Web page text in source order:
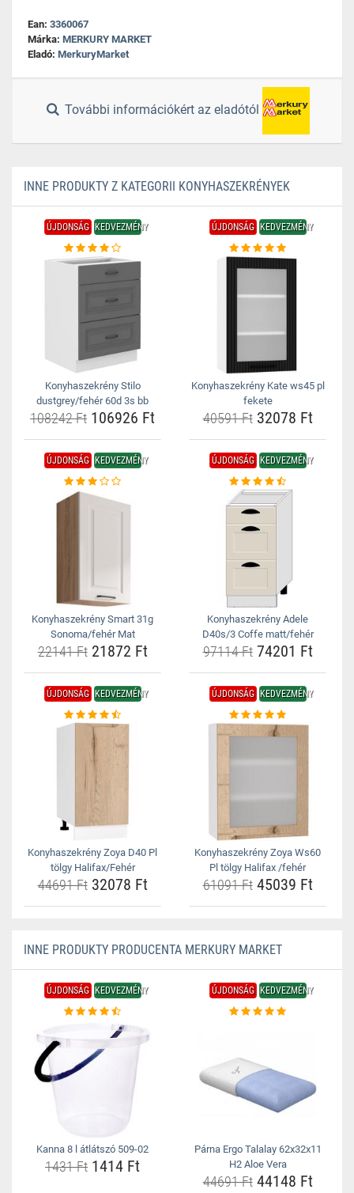
Ean: 3360067
Márka: MERKURY MARKET
Eladó: MerkuryMarket
További információkért az eladótól
INNE PRODUKTY Z KATEGORII KONYHASZEKRÉNYEK
ÚJDONSÁG KEDVEZMÉNY
Konyhaszekrény Stilo
dustgrey/fehér 60d 3s bb
108242 Ft 106926 Ft
ÚJDONSÁG KEDVEZMÉNY
Konyhaszekrény Kate ws45 pl
fekete
40591 Ft32078 Ft
ÚJDONSÁG KEDVEZMÉNY
Konyhaszekrény Smart 31g
Sonoma/fehér Mat
22141 Ft21872 Ft
ÚJDONSÁG KEDVEZMÉNY
Konyhaszekrény Adele
D40s/3 Coffe matt/fehér
97114 Ft74201 Ft
ÚJDONSÁG KEDVEZMÉNY
Konyhaszekrény Zoya D40 Pl
tölgy Halifax/Fehér
44691 Ft32078 Ft
ÚJDONSÁG KEDVEZMÉNY
Konyhaszekrény Zoya Ws60
Pl tölgy Halifax /fehér
61091 Ft45039 Ft
INNE PRODUKTY PRODUCENTA MERKURY MARKET
ÚJDONSÁG KEDVEZMÉNY
Kanna 8 l átlátszó 509-02
1431 Ft 1414 Ft
ÚJDONSÁG KEDVEZMÉNY
Párna Ergo Talalay 62x32x11
H2 Aloe Vera
44691 Ft44148 Ft